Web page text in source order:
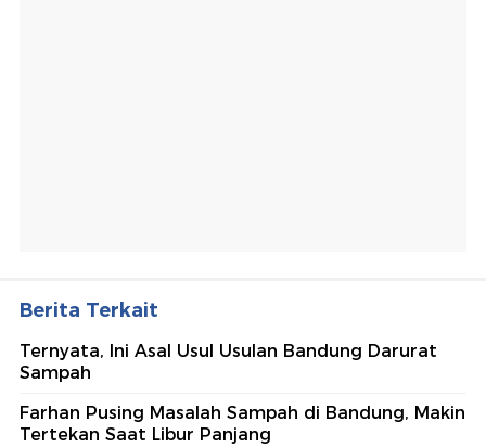
Berita Terkait
Ternyata, Ini Asal Usul Usulan Bandung Darurat
Sampah
Farhan Pusing Masalah Sampah di Bandung, Makin
Tertekan Saat Libur Panjang